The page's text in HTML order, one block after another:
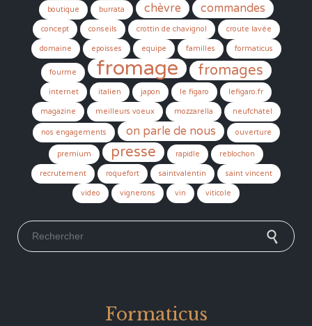
boutique burrata chèvre commandes
concept conseils crottin de chavignol croute lavée
domaine epoisses equipe familles formaticus
fourme fromage fromages
internet italien japon le figaro lefigaro.fr
magazine meilleurs voeux mozzarella neufchatel
nos engagements on parle de nous ouverture
premium presse rapidle reblochon
recrutement roquefort saintvalentin saint vincent
video vignerons vin viticole
Search for:
Formaticus